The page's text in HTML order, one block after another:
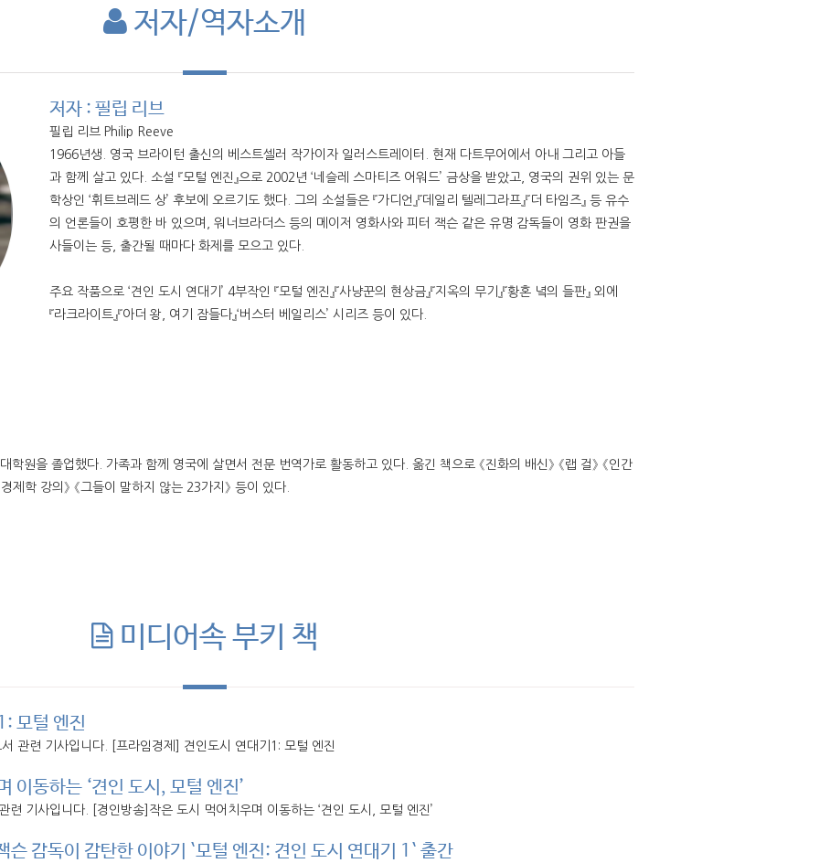
저자/역자소개
저자 : 필립 리브
필립 리브 Philip Reeve
1966년생. 영국 브라이턴 출신의 베스트셀러 작가이자 일러스트레이터. 현재 다트무어에서 아내 그리고 아들
과 함께 살고 있다. 소설 『모털 엔진』으로 2002년 ‘네슬레 스마티즈 어워드’ 금상을 받았고, 영국의 권위 있는 문
학상인 ‘휘트브레드 상’ 후보에 오르기도 했다. 그의 소설들은 『가디언』『데일리 텔레그라프』『더 타임즈』 등 유수
의 언론들이 호평한 바 있으며, 워너브라더스 등의 메이저 영화사와 피터 잭슨 같은 유명 감독들이 영화 판권을
사들이는 등, 출간될 때마다 화제를 모으고 있다.
주요 작품으로 ‘견인 도시 연대기’ 4부작인 『모털 엔진』『사냥꾼의 현상금』『지옥의 무기』『황혼 녘의 들판』 외에
『라크라이트』『아더 왕, 여기 잠들다』‘버스터 베일리스’ 시리즈 등이 있다.
원을 졸업했다. 가족과 함께 영국에 살면서 전문 번역가로 활동하고 있다. 옮긴 책으로 《진화의 배신》 《랩 걸》 《인간
제학 강의》 《그들이 말하지 않는 23가지》 등이 있다.
미디어속 부키 책
모털 엔진
관련 기사입니다. [프라임경제] 견인도시 연대기1: 모털 엔진
동하는 ‘견인 도시, 모털 엔진’
련 기사입니다. [경인방송]작은 도시 먹어치우며 이동하는 ‘견인 도시, 모털 엔진’
감독이 감탄한 이야기 `모털 엔진: 견인 도시 연대기 1` 출간